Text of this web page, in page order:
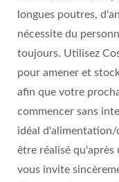
longues poutres,
nécessite du
toujours. Utilisez
pour amener et
afin que votre
commencer sans
idéal d'alimentation/
être réalisé
vous invite